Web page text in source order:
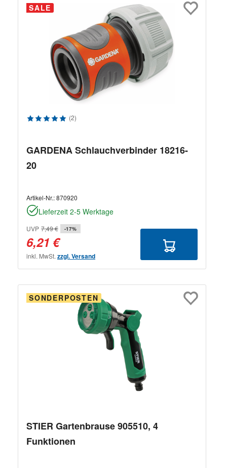
SALE
Durchschnittliche Bewertung von 5 von 5 Sternen
(2)
GARDENA Schlauchverbinder 18216-
20
Artikel-Nr.:870920
Lieferzeit 2-5 Werktage
UVP 7,49 € -17%
6,21 €
inkl. MwSt. zzgl. Versand
SONDERPOSTEN
STIER Gartenbrause 905510, 4
Funktionen